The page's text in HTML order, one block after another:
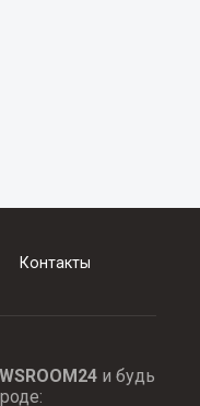
Контакты
и будь